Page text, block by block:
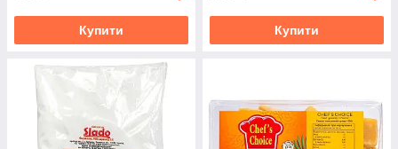
Купити Купити